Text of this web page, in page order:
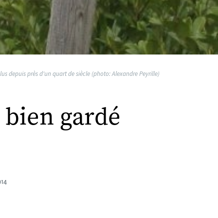
depuis près d'un quart de siècle (photo: Alexandre Peyrille)
gardé